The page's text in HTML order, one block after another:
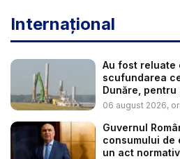
Internațional
Au fost reluate
scufundarea
Dunăre,
cent...
06 august 2026,
Guvernul
consumului
un act normativ